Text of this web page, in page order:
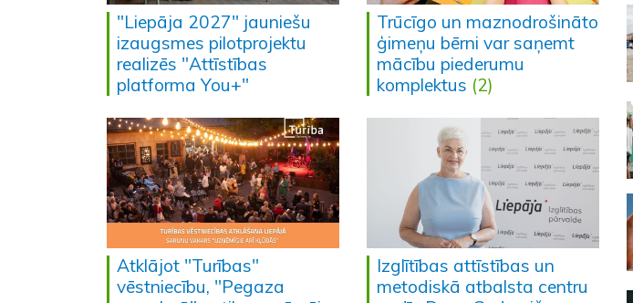
"Liepāja 2027" jauniešu
izaugsmes pilotprojektu
realizēs "Attīstības
platforma You+"
Trūcīgo un maznodrošināto
ģimeņu bērni var saņemt
mācību piederumu
komplektus (2)
Atklājot "Turības"
vēstniecību, "Pegaza
Izglītības attīstības un
metodiskā atbalsta centru